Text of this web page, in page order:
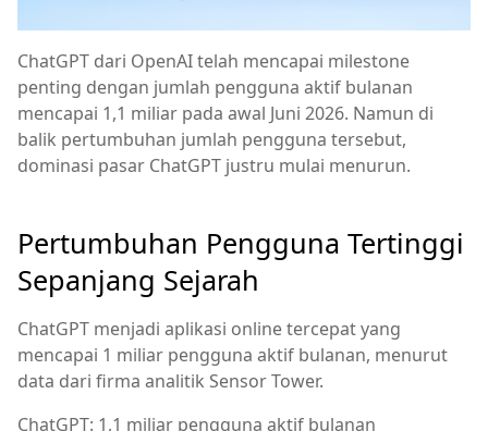
ChatGPT dari OpenAI telah mencapai milestone
penting dengan jumlah pengguna aktif bulanan
mencapai 1,1 miliar pada awal Juni 2026. Namun di
balik pertumbuhan jumlah pengguna tersebut,
dominasi pasar ChatGPT justru mulai menurun.
Pertumbuhan Pengguna Tertinggi
Sepanjang Sejarah
ChatGPT menjadi aplikasi online tercepat yang
mencapai 1 miliar pengguna aktif bulanan, menurut
data dari firma analitik Sensor Tower.
ChatGPT: 1,1 miliar pengguna aktif bulanan